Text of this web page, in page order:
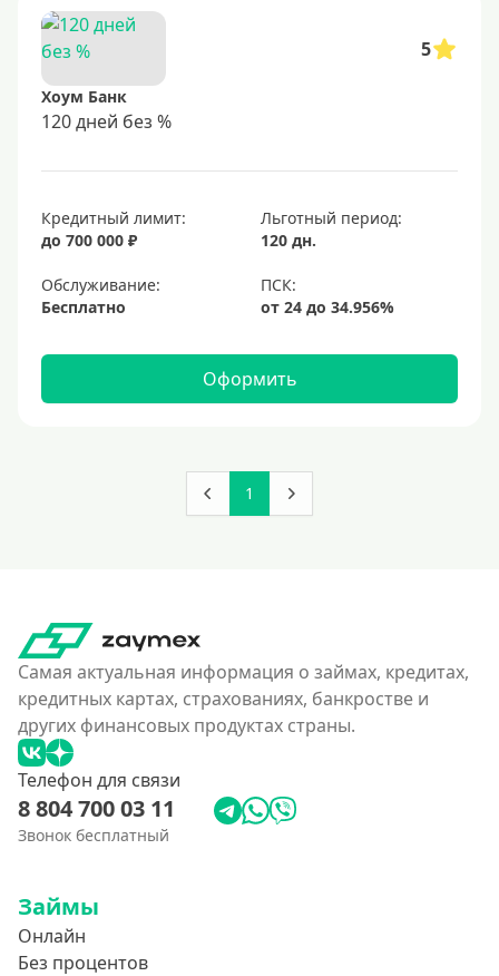
5
Хоум Банк
120 дней без %
Кредитный лимит:
до 700 000 ₽
Льготный период:
120 дн.
Обслуживание:
Бесплатно
Оформить
1
Самая актуальная информация о займах, кредитах,
кредитных картах, страхованиях, банкростве и
других финансовых продуктах страны.
Телефон для связи
8 804 700 03 11
Звонок бесплатный
Займы
Онлайн
Без процентов